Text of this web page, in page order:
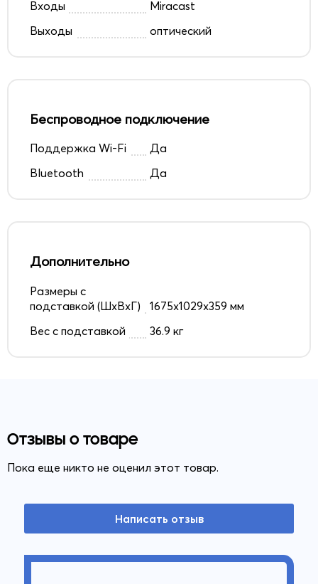
Входы
Miracast
Выходы
оптический
Беспроводное подключение
Поддержка Wi-Fi
Да
Bluetooth
Да
Дополнительно
Размеры с
подставкой (ШxВxГ)
1675x1029x359 мм
Вес с подставкой
36.9 кг
Отзывы о товаре
Пока еще никто не оценил этот товар.
Написать отзыв